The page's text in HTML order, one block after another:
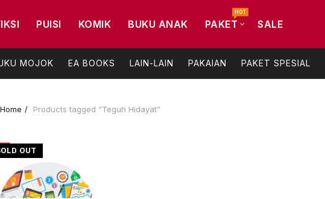
PUISI KOMIK BUKU ANAK PAKET
HOT
SALE
MOJOK EA BOOKS LAIN-LAIN PAKAIAN PAKET SPESIAL
Home Products tagged “Teguh Hidayat”
OUT